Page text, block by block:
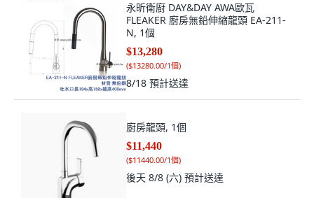
永昕衛廚 DAY&DAY AWA歐瓦
FLEAKER 廚房無鉛伸縮龍頭 EA-211-
N, 1個
$13,280
($13280.00/1個)
8/18 預計送達
廚房龍頭, 1個
$11,440
($11440.00/1個)
後天 8/8 (六) 預計送達